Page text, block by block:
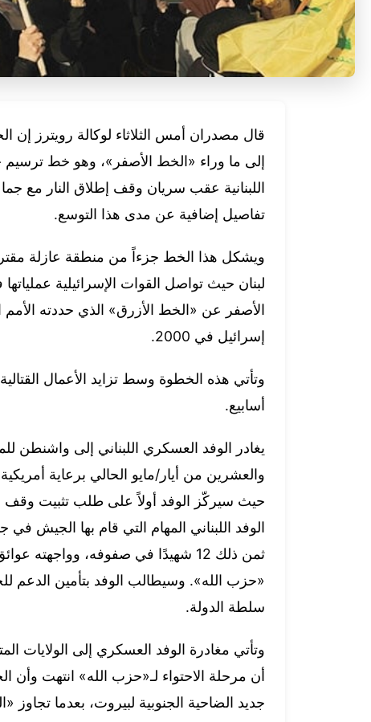
قال مصدران أمس الثلاثاء لوكالة رويترز إن
إلى ما وراء «الخط الأصفر»، وهو خط ترسيم
تفاصيل إضافية عن مدى هذا التوسع.
ويشكل هذا الخط جزءاً من منطقة عازلة
لبنان حيث تواصل القوات الإسرائيلية
الأصفر عن «الخط الأزرق» الذي حددته الأمم
إسرائيل في 2000.
وتأتي هذه الخطوة وسط تزايد الأعمال
أسابيع.
يغادر الوفد العسكري اللبناني إلى واشنطن
والعشرين من أيار/مايو الحالي برعاية
حيث سيركّز الوفد أولاً على طلب تثبيت وقف
الوفد اللبناني المهام التي قام بها الجيش
ثمن ذلك 12 شهيدًا في صفوفه،
«حزب الله». وسيطالب الوفد بتأمين الدعم
سلطة الدولة.
وتأتي مغادرة الوفد العسكري إلى الولايات
أن مرحلة الاحتواء لـ«حزب الله» انتهت
جديد الضاحية الجنوبية لبيروت، بعدما